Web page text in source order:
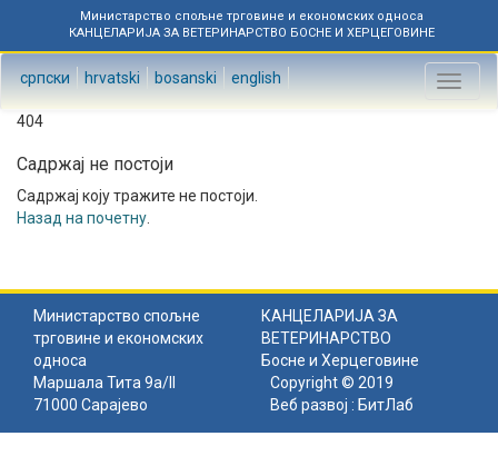
Министарство спољне трговине и економских односа
КАНЦЕЛАРИЈА ЗА ВЕТЕРИНАРСТВО БОСНЕ И ХЕРЦЕГОВИНЕ
српски hrvatski bosanski english
Toggle
404
Садржај не постоји
Садржај коју тражите не постоји.
Назад на почетну
Министарство спољне
трговине и економских
односа
КАНЦЕЛАРИЈА ЗА
ВЕТЕРИНАРСТВО
Босне и Херцеговине
Маршала Тита 9а/II
71000 Сарајево
Copyright © 2019
Веб развој : БитЛаб